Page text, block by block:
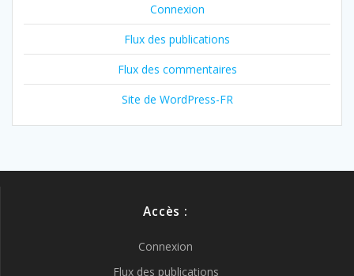
Connexion
Flux des publications
Flux des commentaires
Site de WordPress-FR
Accès :
Connexion
Flux des publications